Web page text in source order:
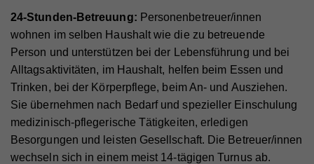
24-Stunden-Betreuung: Personenbetreuer/innen
wohnen im selben Haushalt wie die zu betreuende
Person und unterstützen bei der Lebensführung und bei
Alltagsaktivitäten, im Haushalt, helfen beim Essen und
Trinken, bei der Körperpflege, beim An- und Ausziehen.
Sie übernehmen nach Bedarf und spezieller Einschulung
medizinisch-pflegerische Tätigkeiten, erledigen
Besorgungen und leisten Gesellschaft. Die Betreuer/innen
wechseln sich in einem meist 14-tägigen Turnus ab.
Anbieter Whatchado
Zweck
Speichert notwendige Sessiondaten für
Basisfunktion der Website.